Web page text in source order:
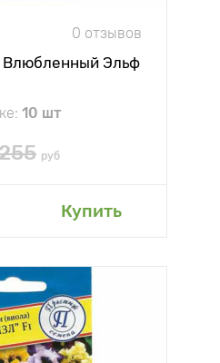
0 отзывов
Влюбленный Эльф
10 шт
руб
Купить